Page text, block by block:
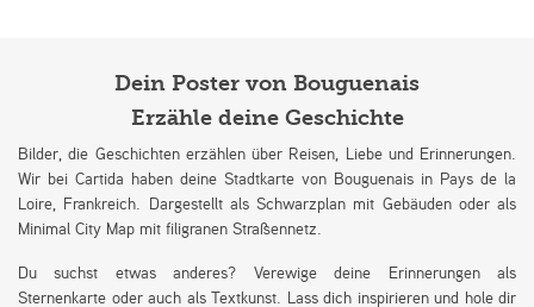
Dein Poster von Bouguenais
Erzähle deine Geschichte
Bilder, die Geschichten erzählen über Reisen, Liebe und Erinnerungen.
Wir bei Cartida haben deine Stadtkarte von Bouguenais in Pays de la
Loire, Frankreich. Dargestellt als Schwarzplan mit Gebäuden oder als
Minimal City Map mit filigranen Straßennetz.
Du suchst etwas anderes? Verewige deine Erinnerungen als
Sternenkarte oder auch als Textkunst. Lass dich inspirieren und hole dir